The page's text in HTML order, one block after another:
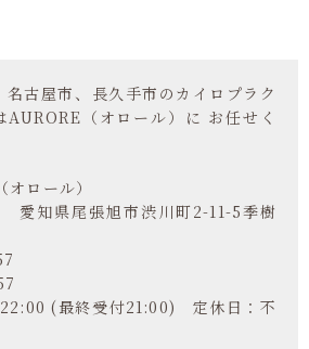
古屋市、長久手市のカイロプラク
AURORE（オロール）に お任せく
ロール）
愛知県尾張旭市渋川町2-11-5季樹
(最終受付21:00) 定休日：不